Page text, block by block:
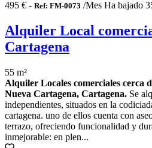
495 € - Ref: FM-0073 /Mes Ha bajado
Alquiler Local
Cartagena
55 m²
Alquiler Locales comerciales cerca
Nueva Cartagena, Cartagena. Se
independientes, situados en la
cartagena. uno de ellos cuenta con
terrazo, ofreciendo funcionalidad y
inmejorable: en plen...